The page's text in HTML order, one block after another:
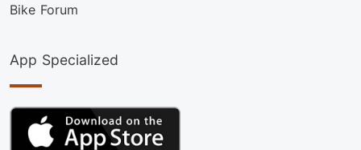
Bike Forum
App Specialized